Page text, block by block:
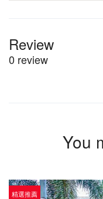
Review
0 review
You
精選推薦